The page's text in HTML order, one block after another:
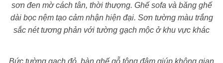
sơn đen mờ cách tân, thời thượng. Ghế sofa và băng ghế
dài bọc nệm tạo cảm nhận hiện đại. Sơn tường màu trắng
sắc nét tương phản với tường gạch mộc ở khu vực khác
Bức tường gạch đỏ, bàn ghế gỗ tông đậm giúp không gian